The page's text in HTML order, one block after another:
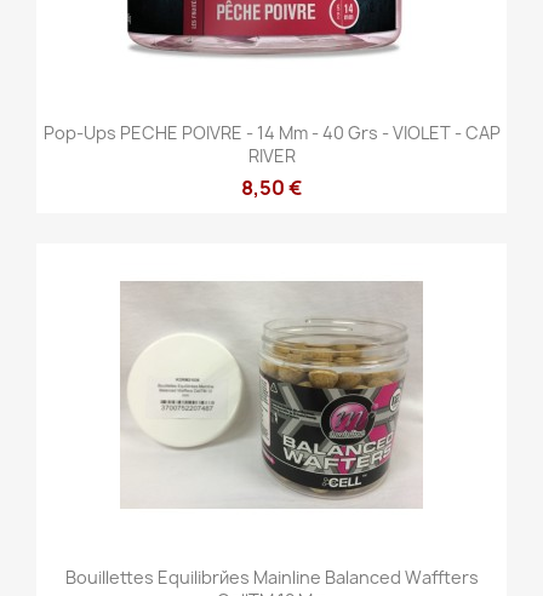
Pop-Ups PECHE POIVRE - 14 Mm - 40 Grs - VIOLET - CAP
RIVER
8,50 €
Bouillettes Equilibrйes Mainline Balanced Waffters